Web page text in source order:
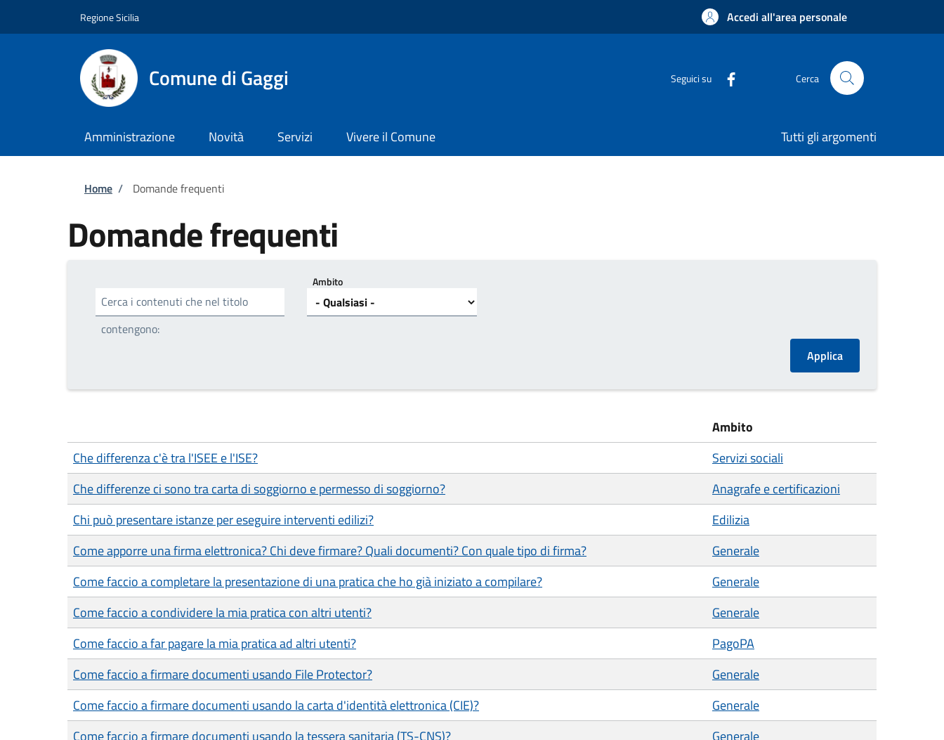
Regione Sicilia Accedi all'area personale
Comune di Gaggi Seguici su Cerca
Amministrazione Novità Servizi Vivere il Comune Tutti gli argomenti
Briciole di pane
Home / Domande frequenti
Domande frequenti
Cerca i contenuti che nel titolo
contengono:
Ambito
Ambito
Che differenza c'è tra l'ISEE e l'ISE?
Servizi sociali
Che differenze ci sono tra carta di soggiorno e permesso di soggiorno?
Anagrafe e certificazioni
Chi può presentare istanze per eseguire interventi edilizi?
Edilizia
Come apporre una firma elettronica? Chi deve firmare? Quali documenti? Con quale tipo di firma?
Generale
Come faccio a completare la presentazione di una pratica che ho già iniziato a compilare?
Generale
Come faccio a condividere la mia pratica con altri utenti?
Generale
Come faccio a far pagare la mia pratica ad altri utenti?
PagoPA
Come faccio a firmare documenti usando File Protector?
Generale
Come faccio a firmare documenti usando la carta d'identità elettronica (CIE)?
Generale
Come faccio a firmare documenti usando la tessera sanitaria (TS-CNS)?
Generale